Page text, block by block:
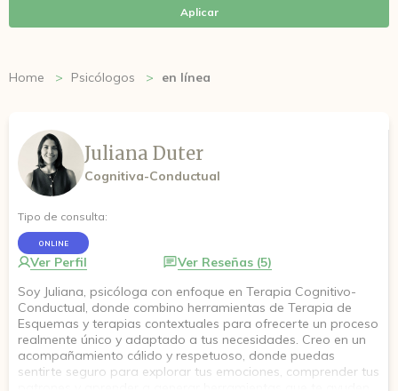
Aplicar
Home Psicólogos en línea
Juliana Duter
Cognitiva-Conductual
Tipo de consulta:
ONLINE
Ver Perfil
Ver Reseñas (5)
Soy Juliana, psicóloga con enfoque en Terapia Cognitivo-
Conductual, donde combino herramientas de Terapia de
Esquemas y terapias contextuales para ofrecerte un proceso
realmente único y adaptado a tus necesidades. Creo en un
acompañamiento cálido y respetuoso, donde puedas
sentirte seguro para explorar tus emociones, comprender tus